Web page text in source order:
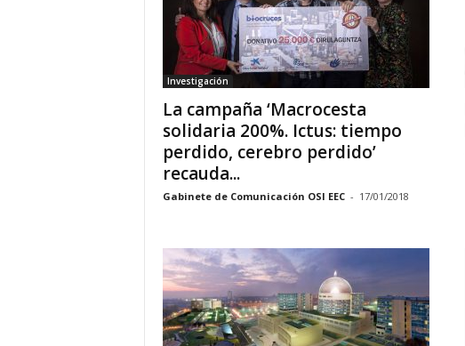
Investigación
La campaña ‘Macrocesta
solidaria 200%. Ictus: tiempo
perdido, cerebro perdido’
recauda...
Gabinete de Comunicación OSI EEC - 17/01/2018